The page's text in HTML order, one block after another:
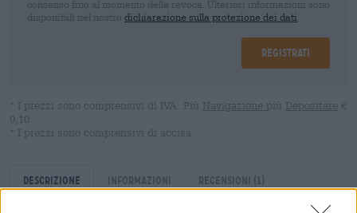
consenso fino al momento della revoca. Ulteriori informazioni sono
disponibili nel nostro dichiarazione sulla protezione dei dati
Registrati
* I prezzi sono comprensivi di IVA. Più Navigazione più Depositare €
0,10
* I prezzi sono comprensivi di accisa
Descrizione Informazioni Recensioni (1)